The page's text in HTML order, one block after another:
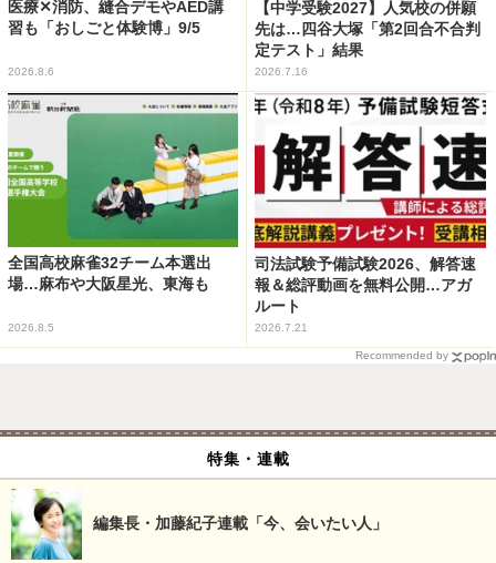
医療✕消防、縫合デモやAED講
習も「おしごと体験博」9/5
2026.8.6
【中学受験2027】人気校の併願
先は…四谷大塚「第2回合不合判
定テスト」結果
2026.7.16
全国高校麻雀32チーム本選出
場…麻布や大阪星光、東海も
2026.8.5
司法試験予備試験2026、解答速
報＆総評動画を無料公開…アガ
ルート
2026.7.21
Recommended by
特集・連載
編集長・加藤紀子連載「今、会いたい人」